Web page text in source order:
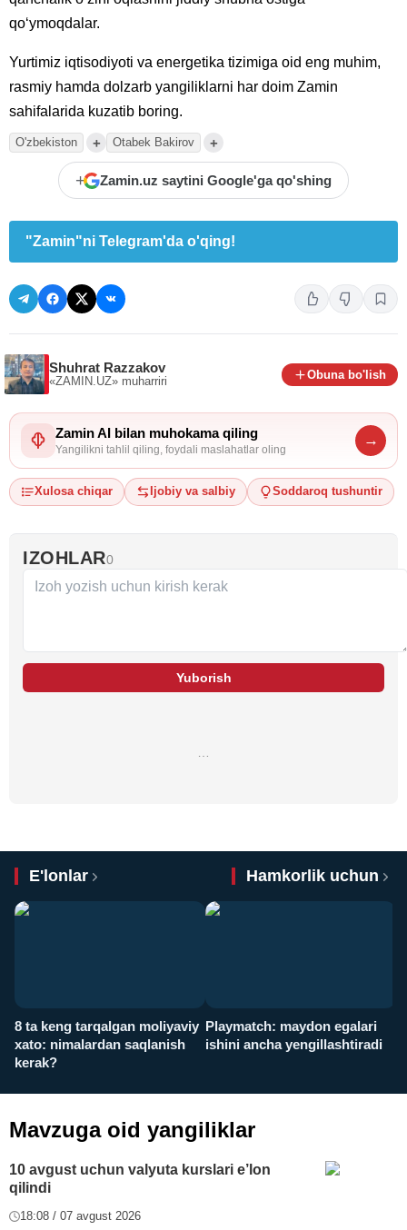
qo‘ymoqdalar.
Yurtimiz iqtisodiyoti va energetika tizimiga oid eng muhim,
rasmiy hamda dolzarb yangiliklarni har doim Zamin
sahifalarida kuzatib boring.
O'zbekiston + Otabek Bakirov +
+ Zamin.uz saytini Google'ga qo'shing
"Zamin"ni Telegram'da o'qing!
Shuhrat Razzakov
«ZAMIN.UZ» muharriri
Obuna bo'lish
Zamin AI bilan muhokama qiling
Yangilikni tahlil qiling, foydali maslahatlar oling
→
Xulosa chiqar Ijobiy va salbiy Soddaroq tushuntir
IZOHLAR0
Yuborish
E'lonlar Hamkorlik uchun
8 ta keng tarqalgan moliyaviy
xato: nimalardan saqlanish
kerak?
Playmatch: maydon egalari
ishini ancha yengillashtiradi
Mavzuga oid yangiliklar
10 avgust uchun valyuta kurslari e’lon
qilindi
18:08 / 07 avgust 2026